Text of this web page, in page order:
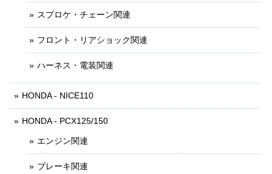
スプロケ・チェーン関連
フロント・リアショック関連
ハーネス・電装関連
HONDA - NICE110
HONDA - PCX125/150
エンジン関連
ブレーキ関連